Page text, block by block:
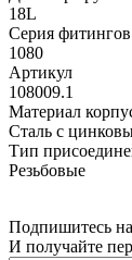
18L
Серия фитингов
1080
Артикул
108009.1
Материал
Сталь с
Тип
Резьбовые
Подпишитесь
И получайте